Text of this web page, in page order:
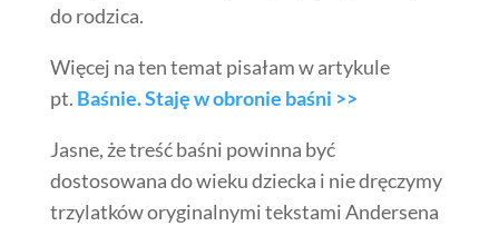
do rodzica.
Więcej na ten temat pisałam w artykule
pt. Baśnie. Staję w obronie baśni >>
Jasne, że treść baśni powinna być
dostosowana do wieku dziecka i nie dręczymy
trzylatków oryginalnymi tekstami Andersena